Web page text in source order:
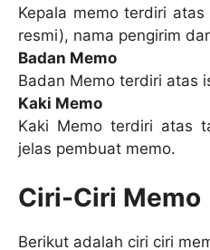
Kepala memo terdiri
resmi), nama pengirim
Badan Memo
Badan Memo terdiri atas
Kaki Memo
Kaki Memo terdiri atas
jelas pembuat memo.
Ciri-Ciri Memo
Berikut adalah ciri ciri